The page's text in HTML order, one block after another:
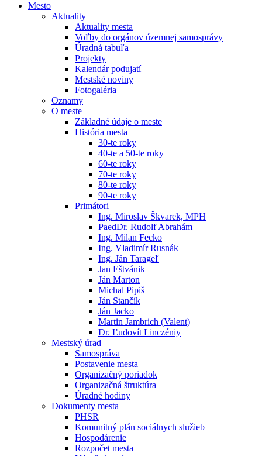
Mesto
Aktuality
Aktuality mesta
Voľby do orgánov územnej samosprávy
Úradná tabuľa
Projekty
Kalendár podujatí
Mestské noviny
Fotogaléria
Oznamy
O meste
Základné údaje o meste
História mesta
30-te roky
40-te a 50-te roky
60-te roky
70-te roky
80-te roky
90-te roky
Primátori
Ing. Miroslav Škvarek, MPH
PaedDr. Rudolf Abrahám
Ing. Milan Fecko
Ing. Vladimír Rusnák
Ing. Ján Tarageľ
Jan Eštvánik
Ján Marton
Michal Pipiš
Ján Stančík
Ján Jacko
Martin Jambrich (Valent)
Dr. Ľudovít Linczéniy
Mestský úrad
Samospráva
Postavenie mesta
Organizačný poriadok
Organizačná štruktúra
Úradné hodiny
Dokumenty mesta
PHSR
Komunitný plán sociálnych služieb
Hospodárenie
Rozpočet mesta